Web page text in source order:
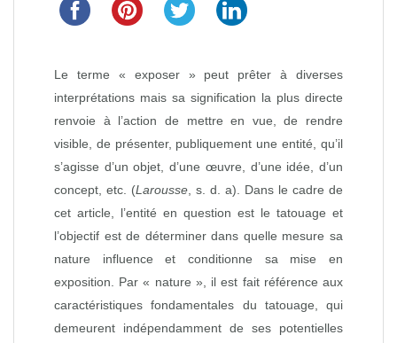
Le terme « exposer » peut prêter à diverses
interprétations mais sa signification la plus directe
renvoie à l’action de mettre en vue, de rendre
visible, de présenter, publiquement une entité, qu’il
s’agisse d’un objet, d’une œuvre, d’une idée, d’un
concept, etc. (Larousse , s. d. a). Dans le cadre de
cet article, l’entité en question est le tatouage et
l’objectif est de déterminer dans quelle mesure sa
nature influence et conditionne sa mise en
exposition. Par « nature », il est fait référence aux
caractéristiques fondamentales du tatouage, qui
demeurent indépendamment de ses potentielles